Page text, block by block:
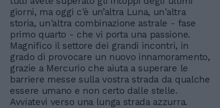
giorni, ma oggi c'è un’altra Luna, un'altra
storia, un'altra combinazione astrale - fase
primo quarto - che vi porta una passione.
Magnifico il settore dei grandi incontri, in
grado di provocare un nuovo innamoramento,
grazie a Mercurio che aiuta a superare le
barriere messe sulla vostra strada da qualche
essere umano e non certo dalle stelle.
Avviatevi verso una lunga strada azzurra.